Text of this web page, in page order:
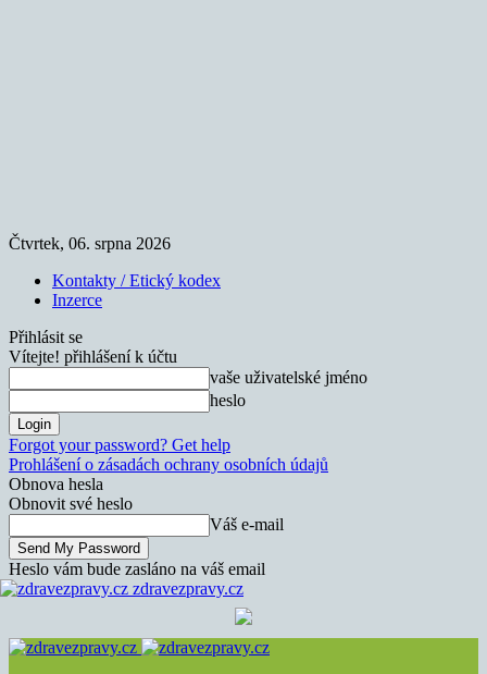
Čtvrtek, 06. srpna 2026
Kontakty / Etický kodex
Inzerce
Přihlásit se
Vítejte! přihlášení k účtu
vaše uživatelské jméno
heslo
Forgot your password? Get help
Prohlášení o zásadách ochrany osobních údajů
Obnova hesla
Obnovit své heslo
Váš e-mail
Heslo vám bude zasláno na váš email
zdravezpravy.cz